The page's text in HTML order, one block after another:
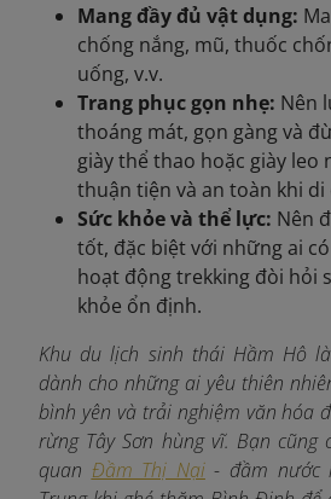
Mang đầy đủ vật dụng:
chống nắng, mũ, thuốc
uống, v.v.
Trang phục gọn nhẹ: Nên
thoáng mát, gọn gàng và
giày thể thao hoặc giày leo
thuận tiện và an toàn khi di
Sức khỏe và thể lực: Nên
tốt, đặc biệt với những ai
hoạt động trekking đòi hỏi
khỏe ổn định.
Khu du lịch sinh thái Hầm Hô
dành cho những ai yêu thiên
bình yên và trải nghiệm văn hóa
rừng Tây Sơn hùng vĩ. Bạn cũng
quan Đầm Thị Nại- đầm nước